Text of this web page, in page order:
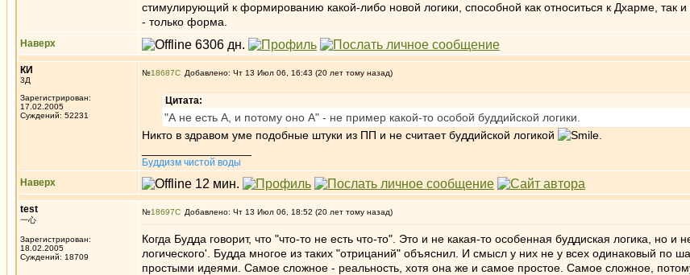
стимулирующий к формированию какой-либо новой логики, способной как относиться к Дхарме, так
- только форма.
Наверх
КИ
3Д
Зарегистрирован:
17.02.2005
Суждений: 52231
№18687 Добавлено: Чт 13 Июл 06, 16:43 (20 лет тому назад)
Цитата:
"А не есть А, и потому оно А" - не пример какой-то особой буддийской логики.
Никто в здравом уме подобные штуки из ПП и не считает буддийской логикой
Буддизм чистой воды
Наверх
test
一心
Зарегистрирован:
18.02.2005
Суждений: 18709
№18697 Добавлено: Чт 13 Июл 06, 18:52 (20 лет тому назад)
Когда Будда говорит, что "что-то не есть что-то". Это и не какая-то особенная буддиская логика, но
логического'. Будда многое из таких "отрицаний" объяснил. И смысл у них не у всех одинаковый
простыми идеями. Самое сложное - реальность, хотя она же и самое простое. Самое сложное,